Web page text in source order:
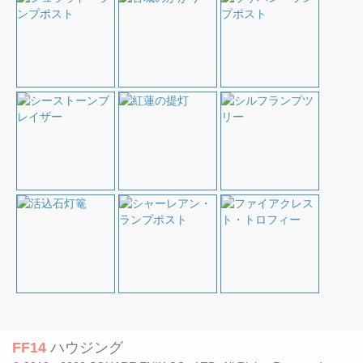
FF14 ハウジング